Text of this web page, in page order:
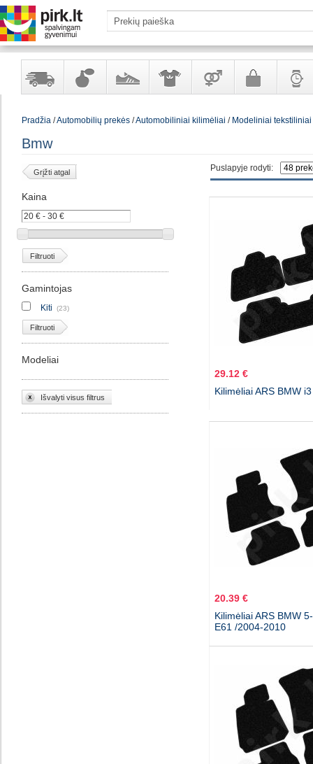
Yra
KvepalaiAvalynėApranga Prekės
Galanterija
Pradžia/Automobilių prekės/Automobiliniai kilimėliai / Modeliniai
Bmw
Puslapyje rodyti:
Grįžti atgal
Kaina
Filtruoti
Gamintojas
Kiti (23)
Filtruoti
Modeliai
Išvalyti visus filtrus
29.12 €
Kilimėliai ARS BMW
20.39 €
Kilimėliai ARS BMW
E61 /2004-2010